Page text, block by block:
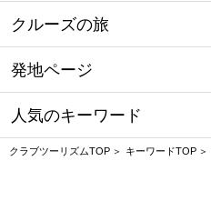
クルーズの旅
発地ページ
人気のキーワード
クラブツーリズムTOP キーワードTOP